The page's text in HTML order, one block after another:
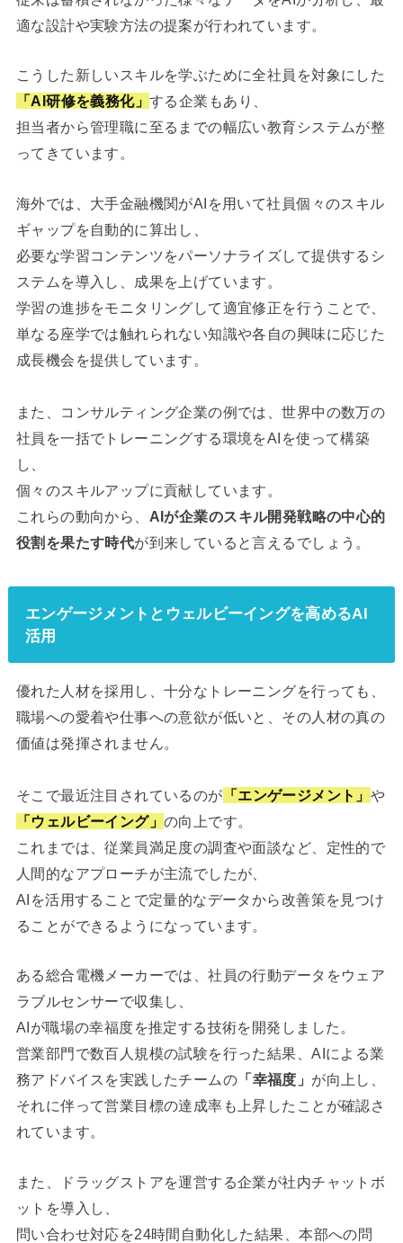
適な設計や実験方法の提案が行われています。
こうした新しいスキルを学ぶために全社員を対象にした
「AI研修を義務化」する企業もあり、
担当者から管理職に至るまでの幅広い教育システムが整
ってきています。
海外では、大手金融機関がAIを用いて社員個々のスキル
ギャップを自動的に算出し、
必要な学習コンテンツをパーソナライズして提供するシ
ステムを導入し、成果を上げています。
学習の進捗をモニタリングして適宜修正を行うことで、
単なる座学では触れられない知識や各自の興味に応じた
成長機会を提供しています。
また、コンサルティング企業の例では、世界中の数万の
社員を一括でトレーニングする環境をAIを使って構築
し、
個々のスキルアップに貢献しています。
これらの動向から、 AIが企業のスキル開発戦略の中心的
役割を果たす時代が到来していると言えるでしょう。
エンゲージメントとウェルビーイングを高めるAI
活用
優れた人材を採用し、十分なトレーニングを行っても、
職場への愛着や仕事への意欲が低いと、その人材の真の
価値は発揮されません。
そこで最近注目されているのが 「エンゲージメント」 や
「ウェルビーイング」の向上です。
これまでは、従業員満足度の調査や面談など、定性的で
人間的なアプローチが主流でしたが、
AIを活用することで定量的なデータから改善策を見つけ
ることができるようになっています。
ある総合電機メーカーでは、社員の行動データをウェア
ラブルセンサーで収集し、
AIが職場の幸福度を推定する技術を開発しました。
営業部門で数百人規模の試験を行った結果、AIによる業
務アドバイスを実践したチームの 「幸福度」 が向上し、
それに伴って営業目標の達成率も上昇したことが確認さ
れています。
また、ドラッグストアを運営する企業が社内チャットボ
ットを導入し、
問い合わせ対応を24時間自動化した結果、本部への問